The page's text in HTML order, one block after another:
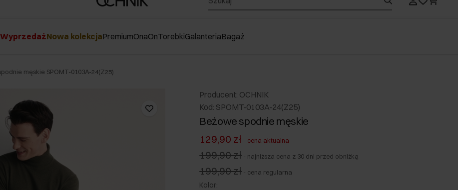
WyprzedażNowa kolekcjaPremiumOnaOnTorebkiGalanteriaBagaż
męskie SPOMT-0103A-24(Z25)
Producent: OCHNIK
Kod: SPOMT-0103A-24(Z25)
Beżowe spodnie męskie
129,90 zł - cena aktualna
199,90 zł - najniższa cena z 30 dni przed obniżką
199,90 zł - cena regularna
Kolor: